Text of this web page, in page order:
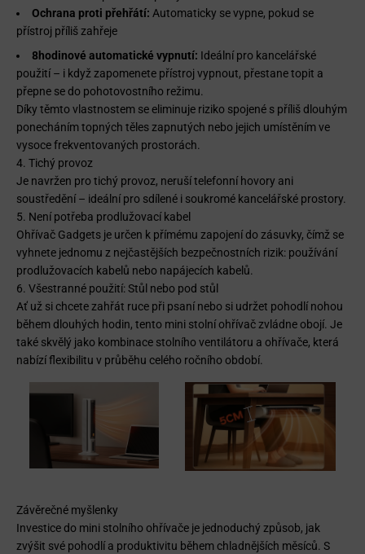
Ochrana proti přehřátí: Automaticky se vypne, pokud se
přístroj příliš zahřeje
8hodinové automatické vypnutí: Ideální pro kancelářské
použití – i když zapomenete přístroj vypnout, přestane topit a
přepne se do pohotovostního režimu.
Díky těmto vlastnostem se eliminuje riziko spojené s příliš dlouhým
ponecháním topných těles zapnutých nebo jejich umístěním ve
vysoce frekventovaných prostorách.
4. Tichý provoz
Je navržen pro tichý provoz, neruší telefonní hovory ani
soustředění – ideální pro sdílené i soukromé kancelářské prostory.
5. Není potřeba prodlužovací kabel
Ohřívač Gadgets je určen k přímému zapojení do zásuvky, čímž se
vyhnete jednomu z nejčastějších bezpečnostních rizik: používání
prodlužovacích kabelů nebo napájecích kabelů.
6. Všestranné použití: Stůl nebo pod stůl
Ať už si chcete zahřát ruce při psaní nebo si udržet pohodlí nohou
během dlouhých hodin, tento mini stolní ohřívač zvládne obojí. Je
také skvělý jako kombinace stolního ventilátoru a ohřívače, která
nabízí flexibilitu v průběhu celého ročního období.
Závěrečné myšlenky
Investice do mini stolního ohřívače je jednoduchý způsob, jak
zvýšit své pohodlí a produktivitu během chladnějších měsíců. S